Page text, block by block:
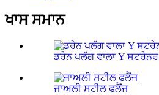
ਖਾਸ ਸਮਾਨ
ਡਰੇਨ ਪਲੱਗ ਵਾਲਾ Y ਸਟਰੇਨਰ
ਜਾਅਲੀ ਸਟੀਲ ਫਲੈਂਜ